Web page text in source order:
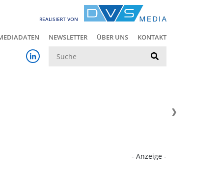
REALISIERT VON
NEWSLETTER ÜBER UNS KONTAKT
- Anzeige -